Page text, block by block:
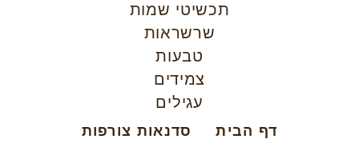
תכשיטי שמות
שרשראות
טבעות
צמידים
עגילים
דף הבית
סדנאות צורפות